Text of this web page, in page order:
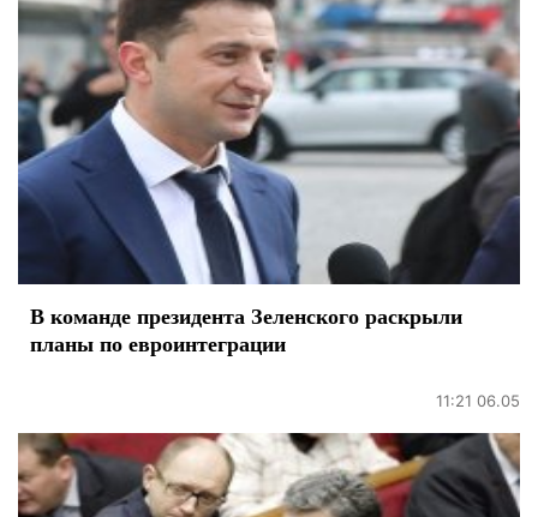
В команде президента Зеленского раскрыли
планы по евроинтеграции
11:21 06.05